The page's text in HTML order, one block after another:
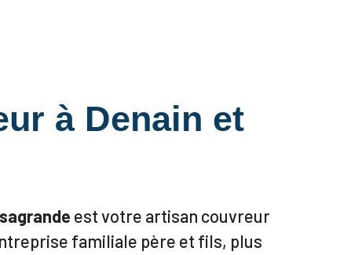
à Denain et
est votre artisan couvreur
familiale père et fils, plus